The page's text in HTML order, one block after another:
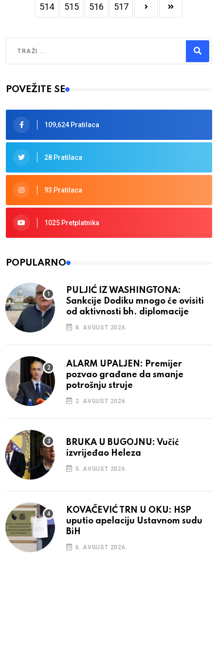
514 515 516 517
Type 2 or more characters for results.
POVEŽITE SE
109,624 Pratilaca
28 Pratilaca
93 Pratilaca
1025 Pretplatnika
POPULARNO
PULJIĆ IZ WASHINGTONA:
Sankcije Dodiku mnogo će ovisiti
od aktivnosti bh. diplomacije
8. AVGUST 2026.
ALARM UPALJEN: Premijer
pozvao građane da smanje
potrošnju struje
2. AVGUST 2026.
BRUKA U BUGOJNU: Vučić
izvrijeđao Heleza
5. AVGUST 2026.
KOVAČEVIĆ TRN U OKU: HSP
uputio apelaciju Ustavnom sudu
BiH
6. AVGUST 2026.